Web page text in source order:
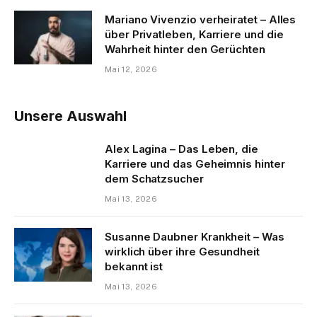
Mariano Vivenzio verheiratet – Alles
über Privatleben, Karriere und die
Wahrheit hinter den Gerüchten
Mai 12, 2026
Unsere Auswahl
Alex Lagina – Das Leben, die
Karriere und das Geheimnis hinter
dem Schatzsucher
Mai 13, 2026
Susanne Daubner Krankheit – Was
wirklich über ihre Gesundheit
bekannt ist
Mai 13, 2026